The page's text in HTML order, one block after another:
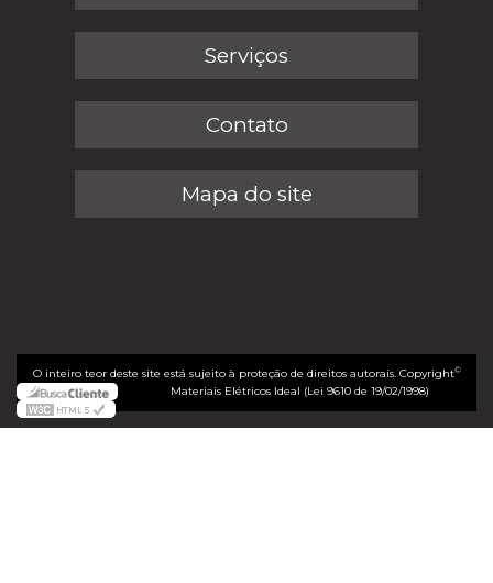
Serviços
Contato
Mapa do site
O inteiro teor deste site está sujeito à proteção de direitos autorais. Copyright©
Materiais Elétricos Ideal (Lei 9610 de 19/02/1998)